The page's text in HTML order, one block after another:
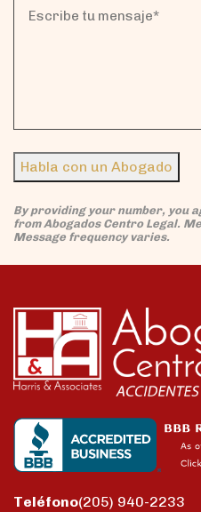
Escribe
Habla con un Abogado
By providing your number, you
from Abogados Centro Legal.
Message frequency varies.
Teléfono(205) 940-2233